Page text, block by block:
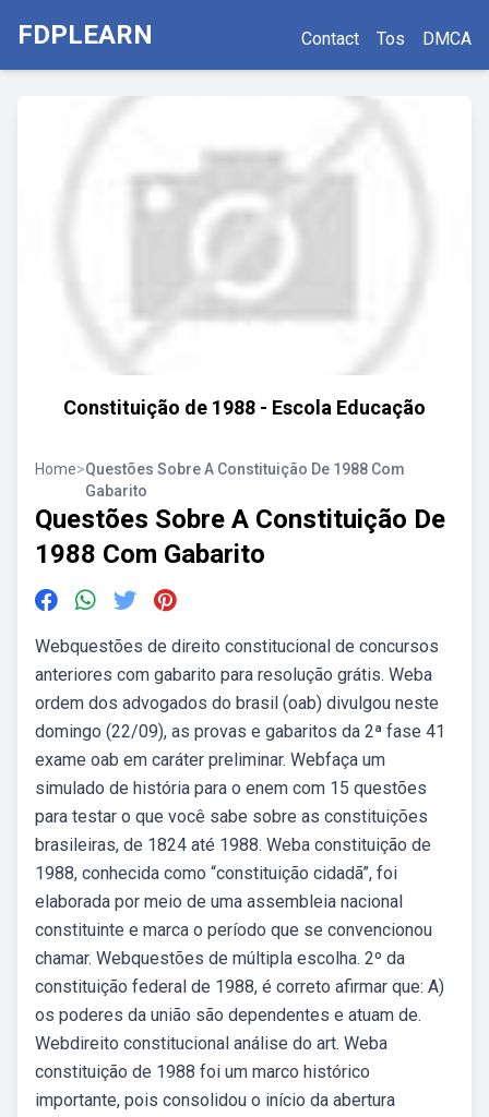
FDPLEARN Contact Tos DMCA
Constituição de 1988 - Escola Educação
Home>Questões Sobre A Constituição De 1988 Com
Gabarito
Questões Sobre A Constituição De
1988 Com Gabarito
Webquestões de direito constitucional de concursos
anteriores com gabarito para resolução grátis. Weba
ordem dos advogados do brasil (oab) divulgou neste
domingo (22/09), as provas e gabaritos da 2ª fase 41
exame oab em caráter preliminar. Webfaça um
simulado de história para o enem com 15 questões
para testar o que você sabe sobre as constituições
brasileiras, de 1824 até 1988. Weba constituição de
1988, conhecida como “constituição cidadã”, foi
elaborada por meio de uma assembleia nacional
constituinte e marca o período que se convencionou
chamar. Webquestões de múltipla escolha. 2º da
constituição federal de 1988, é correto afirmar que: A)
os poderes da união são dependentes e atuam de.
Webdireito constitucional análise do art. Weba
constituição de 1988 foi um marco histórico
importante, pois consolidou o início da abertura